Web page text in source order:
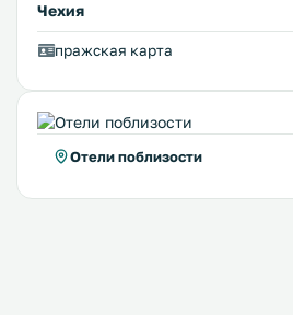
Чехия
пражская карта
Отели поблизости